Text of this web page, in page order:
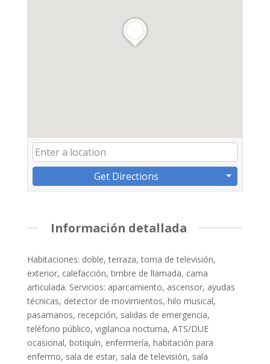
Get Directions
Información detallada
Habitaciones: doble, terraza, toma de televisión,
exterior, calefacción, timbre de llamada, cama
articulada. Servicios: aparcamiento, ascensor, ayudas
técnicas, detector de movimientos, hilo musical,
pasamanos, recepción, salidas de emergencia,
teléfono público, vigilancia nocturna, ATS/DUE
ocasional, botiquín, enfermería, habitación para
enfermo, sala de estar, sala de televisión, sala